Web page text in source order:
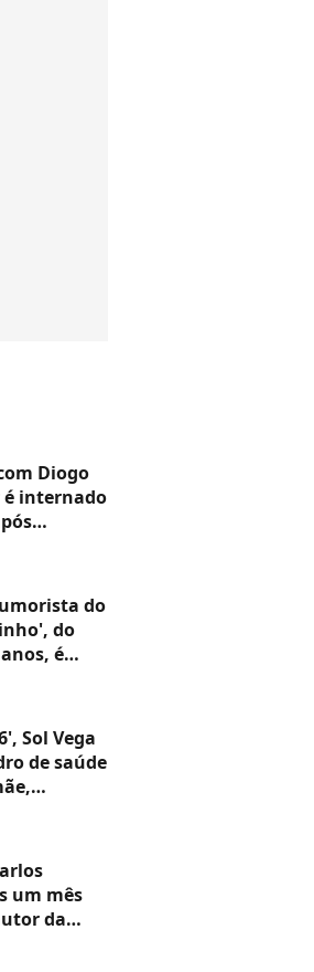
Diogo
é internado
do
do
é
de
Sol Vega
de saúde
doença
um mês
da
de